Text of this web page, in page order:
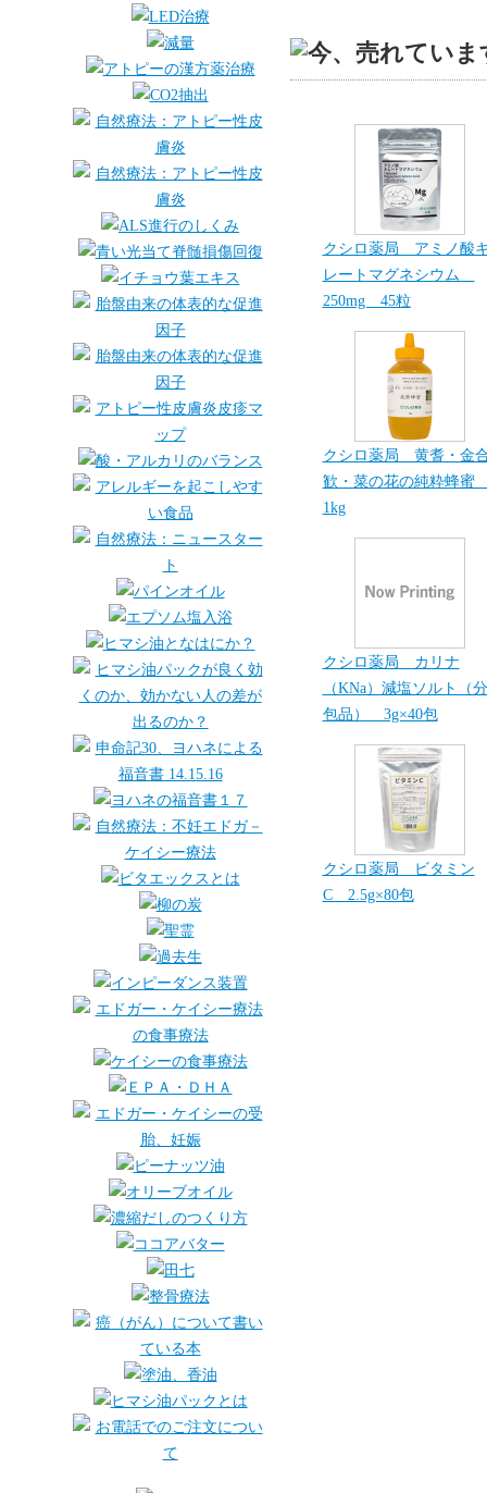
クシロ薬局 アミノ酸
レートマグネシウム
250mg 45粒
クシロ薬局 黄耆・金
歓・菜の花の純粋蜂
1kg
クシロ薬局 カリナ
（KNa）減塩ソルト（分
包品） 3g×40包
クシロ薬局 ビタミン
C 2.5g×80包